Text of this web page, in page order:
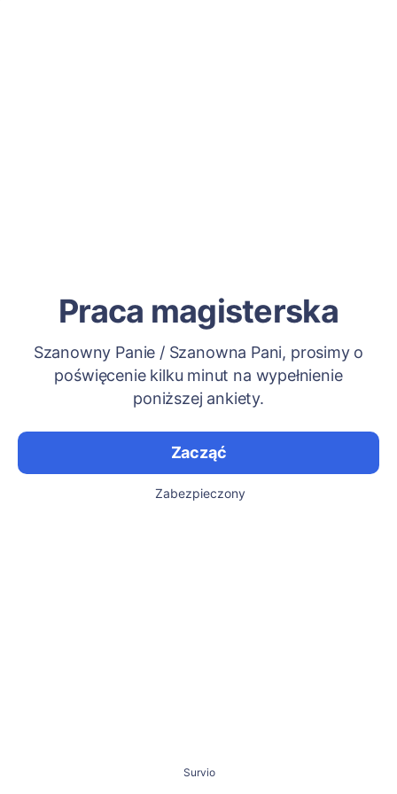
Praca magisterska
Szanowny Panie / Szanowna Pani, prosimy o
poświęcenie kilku minut na wypełnienie
poniższej ankiety.
Zacząć
Zabezpieczony
Survio